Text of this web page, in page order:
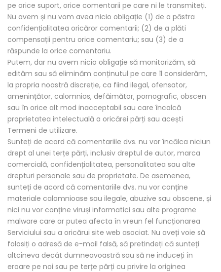
pe orice suport, orice comentarii pe care ni le transmiteți.
Nu avem și nu vom avea nicio obligație (1) de a păstra
confidențialitatea oricăror comentarii; (2) de a plăti
compensații pentru orice comentariu; sau (3) de a
răspunde la orice comentariu.
Putem, dar nu avem nicio obligație să monitorizăm, să
edităm sau să eliminăm conținutul pe care îl considerăm,
la propria noastră discreție, ca fiind ilegal, ofensator,
amenințător, calomnios, defăimător, pornografic, obscen
sau în orice alt mod inacceptabil sau care încalcă
proprietatea intelectuală a oricărei părți sau acești
Termeni de utilizare.
Sunteți de acord că comentariile dvs. nu vor încălca niciun
drept al unei terțe părți, inclusiv dreptul de autor, marca
comercială, confidențialitatea, personalitatea sau alte
drepturi personale sau de proprietate. De asemenea,
sunteți de acord că comentariile dvs. nu vor conține
materiale calomnioase sau ilegale, abuzive sau obscene, și
nici nu vor conține viruși informatici sau alte programe
malware care ar putea afecta în vreun fel funcționarea
Serviciului sau a oricărui site web asociat. Nu aveți voie să
folosiți o adresă de e-mail falsă, să pretindeți că sunteți
altcineva decât dumneavoastră sau să ne induceți în
eroare pe noi sau pe terțe părți cu privire la originea